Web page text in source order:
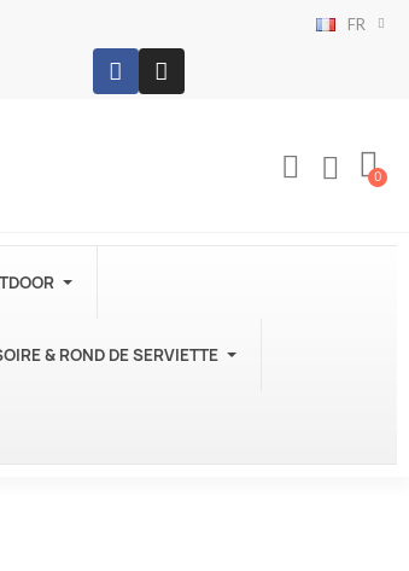
FR
& ROND DE SERVIETTE